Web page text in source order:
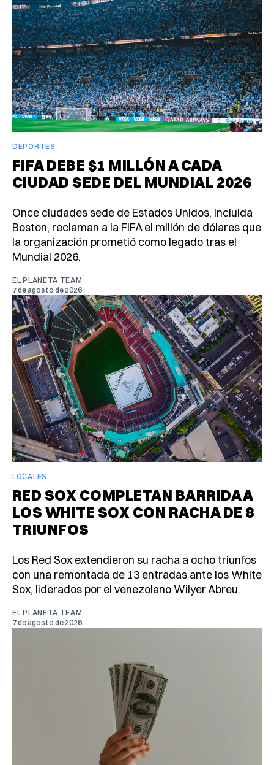
DEPORTES
FIFA DEBE $1 MILLÓN A CADA
CIUDAD SEDE DEL MUNDIAL 2026
Once ciudades sede de Estados Unidos, incluida
Boston, reclaman a la FIFA el millón de dólares que
la organización prometió como legado tras el
Mundial 2026.
EL PLANETA TEAM
7 de agosto de 2026
LOCALES
RED SOX COMPLETAN BARRIDA A
LOS WHITE SOX CON RACHA DE 8
TRIUNFOS
Los Red Sox extendieron su racha a ocho triunfos
con una remontada de 13 entradas ante los White
Sox, liderados por el venezolano Wilyer Abreu.
EL PLANETA TEAM
7 de agosto de 2026